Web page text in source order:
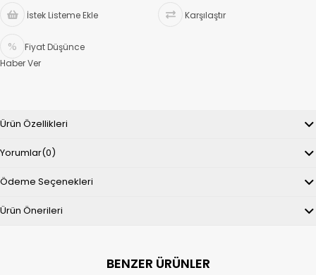
İstek Listeme Ekle Karşılaştır
Fiyat Düşünce
Haber Ver
Ürün Özellikleri
Yorumlar(0)
Ödeme Seçenekleri
Ürün Önerileri
BENZER ÜRÜNLER